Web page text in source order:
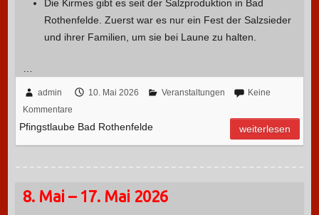
Die Kirmes gibt es seit der Salzproduktion in Bad
Rothenfelde. Zuerst war es nur ein Fest der Salzsieder
und ihrer Familien, um sie bei Laune zu halten.
admin 10. Mai 2026 Veranstaltungen
Keine
Kommentare
Pfingstlaube Bad Rothenfelde weiterlesen
8. Mai – 17. Mai 2026